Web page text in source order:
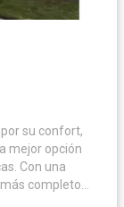
su confort,
mejor opción
completo